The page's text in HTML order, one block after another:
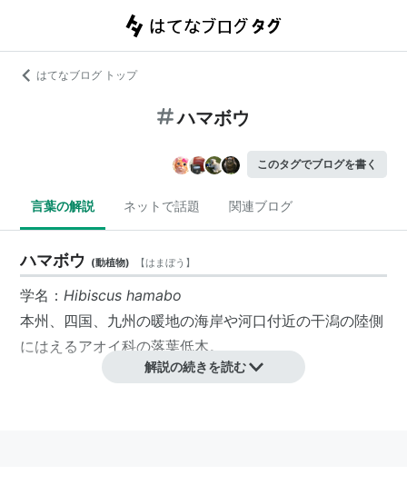
はてなブログ トップ
ハマボウ
このタグでブログを書く
言葉の解説 ネットで話題 関連ブログ
ハマボウ (動植物) 【はまぼう 】
学名：Hibiscus hamabo
本州、四国、九州の暖地の海岸や河口付近の干潟の陸側
にはえるアオイ科の落葉低木。
解説の続きを読む